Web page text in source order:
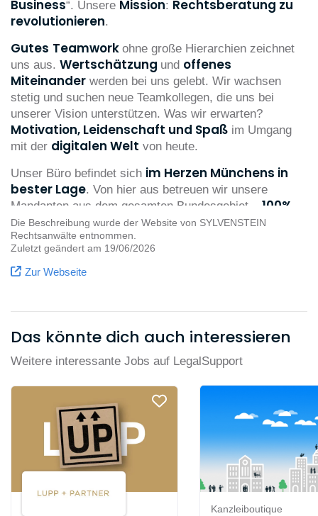
Business“. Unsere Mission: Rechtsberatung zu
revolutionieren.
Gutes Teamwork ohne große Hierarchien zeichnet
uns aus. Wertschätzung und offenes
Miteinander werden bei uns gelebt. Wir wachsen
stetig und suchen neue Teamkollegen, die uns bei
unserer Vision unterstützen. Was wir erwarten?
Motivation, Leidenschaft und Spaß im Umgang
mit der digitalen Welt von heute.
Unser Büro befindet sich im Herzen Münchens in
bester Lage. Von hier aus betreuen wir unsere
Mandanten aus dem gesamten Bundesgebiet – 100%
papierfrei & digital.
Wenn du gemeinsam mit uns durchstarten möchtest,
dann werde jetzt Teil unseres Teams!
Die Beschreibung wurde der Website von SYLVENSTEIN
Rechtsanwälte entnommen.
Zuletzt geändert am 19/06/2026
Zur Webseite
Das könnte dich auch interessieren
Weitere interessante Jobs auf LegalSupport
Kanzleiboutique